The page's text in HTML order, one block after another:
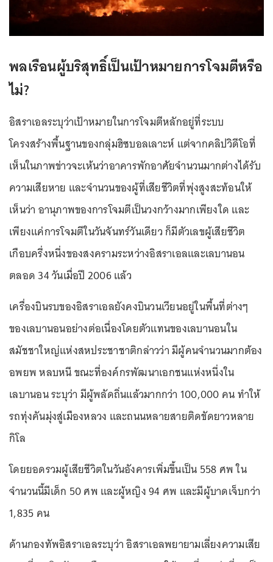
พลเรือนผู้บริสุทธิ์เป็นเป้าหมายการโจมตีหรือ
ไม่?
อิสราเอลระบุว่าเป้าหมายในการโจมตีหลักอยู่ที่ระบบ
โครงสร้างพื้นฐานของกลุ่มฮิซบอลเลาะห์ แต่จากคลิปวิดีโอที่
เห็นในภาพข่าวจะเห้นว่าอาคารพักอาศัยจำนวนมากต่างได้รับ
ความเสียหาย และจำนวนของผู้ที่เสียชีวิตที่พุ่งสูงสะท้อนให้
เห็นว่า อานุภาพของการโจมตีเป็นวงกว้างมากเพียงใด และ
เพียงแค่การโจมตีในวันจันทร์วันเดียว ก็มีตัวเลขผู้เสียชีวิต
เกือบครึ่งหนึ่งของสงครามระหว่างอิสราเอลและเลบานอน
ตลอด 34 วันเมื่อปี 2006 แล้ว
เครื่องบินรบของอิสราเอลยังคงบินวนเวียนอยู่ในพื้นที่ต่างๆ
ของเลบานอนอย่างต่อเนื่องโดยตัวแทนของเลบานอนใน
สมัชชาใหญ่แห่งสหประชาชาติกล่าวว่า มีผู้คนจำนวนมากต้อง
อพยพ หลบหนี ขณะที่องค์กรพัฒนาเอกชนแห่งหนึ่งใน
เลบานอน ระบุว่า มีผู้พลัดถิ่นแล้วมากกว่า 100,000 คน ทำให้
รถทุ่งคันมุ่งสู่เมืองหลวง และถนนหลายสายติดขัดยาวหลาย
กิโล
โดยยอดรวมผู้เสียชีวิตในวันอังคารเพิ่มขึ้นเป็น 558 ศพ ใน
จำนวนนี้มีเด็ก 50 ศพ และผู้หญิง 94 ศพ และมีผู้บาดเจ็บกว่า
1,835 คน
ด้านกองทัพอิสราเอลระบุว่า อิสราเอลพยายามเลี่ยงความเสีย